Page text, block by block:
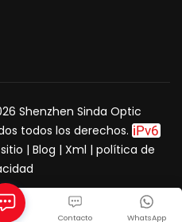
Shenzhen Sinda Optic
todos los derechos.
| Blog | Xml | política de
WhatsApp
Contacto